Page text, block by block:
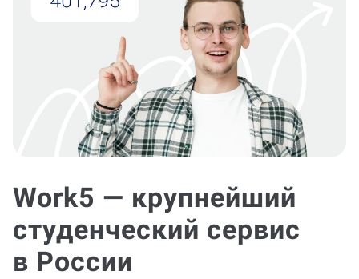
Work5 — крупнейший
студенческий сервис
в России